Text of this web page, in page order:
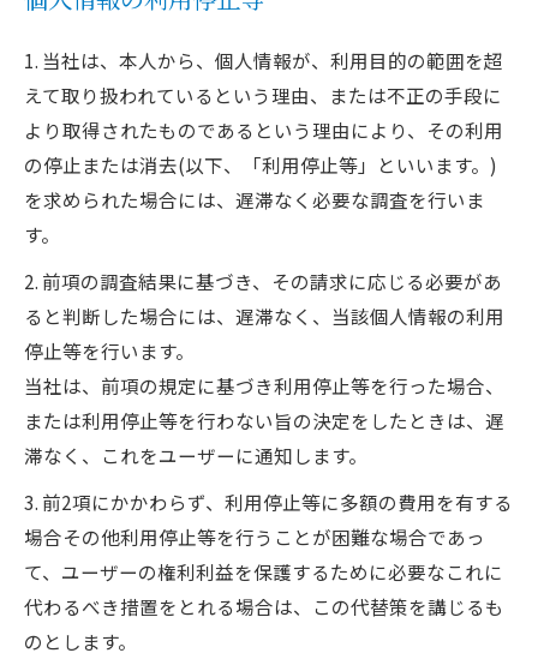
1. 当社は、本人から、個人情報が、利用目的の範囲を超
えて取り扱われているという理由、または不正の手段に
より取得されたものであるという理由により、その利用
の停止または消去(以下、「利用停止等」といいます。)
を求められた場合には、遅滞なく必要な調査を行いま
す。
2. 前項の調査結果に基づき、その請求に応じる必要があ
ると判断した場合には、遅滞なく、当該個人情報の利用
停止等を行います。
当社は、前項の規定に基づき利用停止等を行った場合、
または利用停止等を行わない旨の決定をしたときは、遅
滞なく、これをユーザーに通知します。
3. 前2項にかかわらず、利用停止等に多額の費用を有する
場合その他利用停止等を行うことが困難な場合であっ
て、ユーザーの権利利益を保護するために必要なこれに
代わるべき措置をとれる場合は、この代替策を講じるも
のとします。